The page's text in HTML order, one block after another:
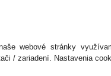
webové stránky
/ zariadení. Nastavenia